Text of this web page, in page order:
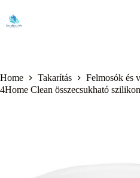
content
Home Takarítás Felmosók és
4Home Clean összecsukható